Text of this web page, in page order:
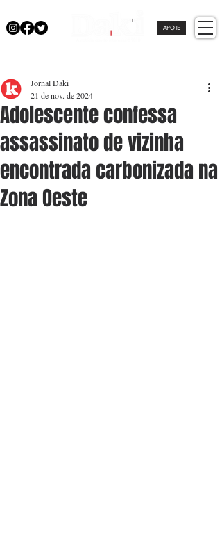
APOIE
Adolescente confessa
assassinato de vizinha
encontrada carbonizada na
Zona Oeste
Jornal Daki
21 de nov. de 2024